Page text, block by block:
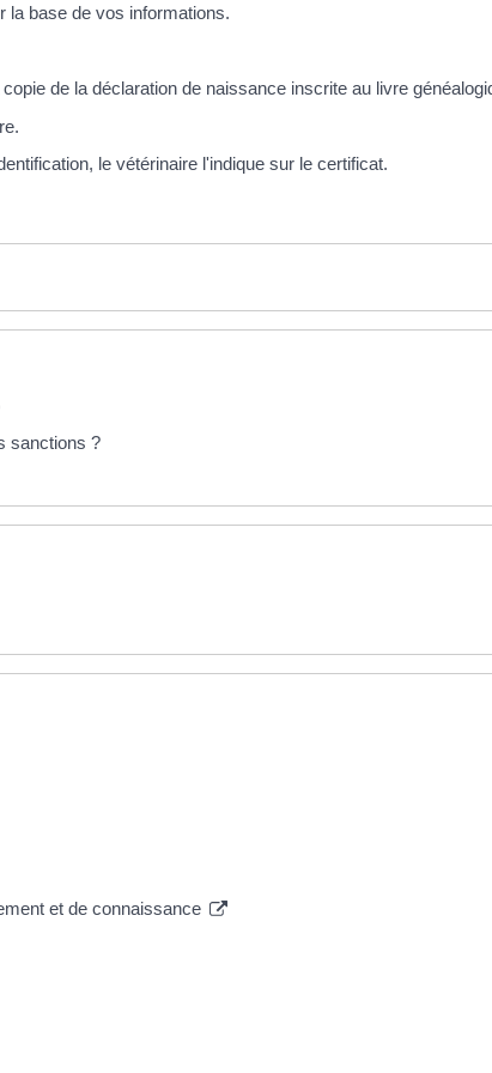
la base de vos informations.
de la déclaration de naissance inscrite au livre
le vétérinaire l'indique sur le certificat.
sanctions ?
et de connaissance